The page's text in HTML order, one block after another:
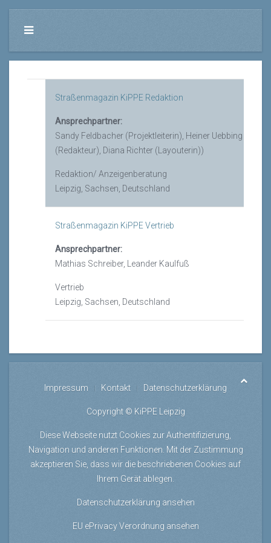
Straßenmagazin KiPPE Redaktion
Ansprechpartner:
Sandy Feldbacher (Projektleiterin), Heiner Uebbing
(Redakteur), Diana Richter (Layouterin))
Redaktion/ Anzeigenberatung
Leipzig, Sachsen, Deutschland
Straßenmagazin KiPPE Vertrieb
Ansprechpartner:
Mathias Schreiber, Leander Kaulfuß
Vertrieb
Leipzig, Sachsen, Deutschland
Impressum Kontakt Datenschutzerklärung
Copyright © KiPPE Leipzig
Diese Webseite nutzt Cookies zur Authentifizierung,
Navigation und anderen Funktionen. Mit der Zustimmung
akzeptieren Sie, dass wir die beschriebenen Cookies auf
Ihrem Gerät ablegen.
Datenschutzerklärung ansehen
EU ePrivacy Verordnung ansehen